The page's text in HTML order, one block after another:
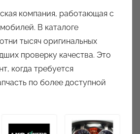
компания, работающая с
В каталоге
тысяч оригинальных
проверку качества. Это
когда требуется
по более доступной